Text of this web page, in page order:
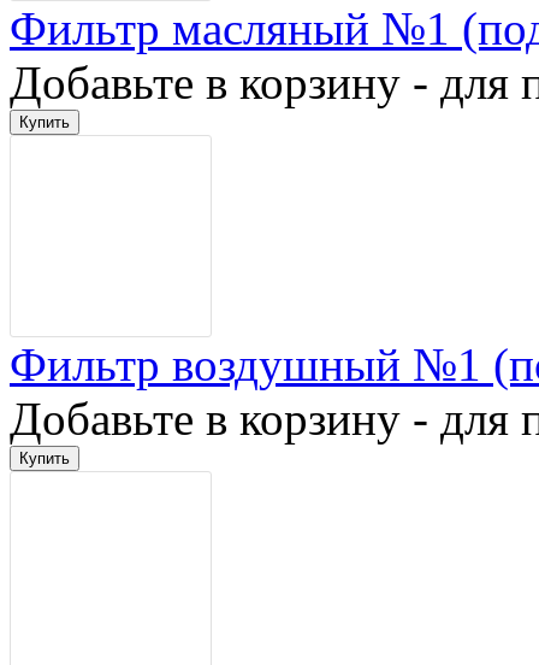
Фильтр масляный №1
Добавьте в корзину - для
Фильтр воздушный №1
Добавьте в корзину - для